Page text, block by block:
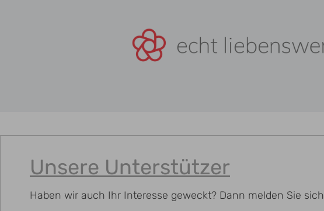
Unsere Unterstützer
Haben wir auch Ihr Interesse geweckt? Dann melden Sie sich